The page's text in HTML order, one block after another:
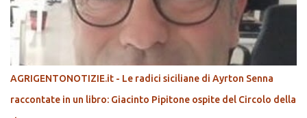
AGRIGENTONOTIZIE.it - Le radici siciliane di Ayrton Senna
raccontate in un libro: Giacinto Pipitone ospite del Circolo della